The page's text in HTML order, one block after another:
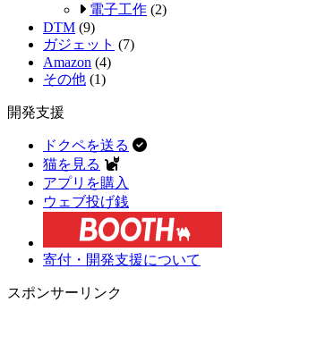
電子工作 (2)
DTM (9)
ガジェット (7)
Amazon (4)
その他 (1)
開発支援
ドクペを送る
猫を見る
アプリを購入
ウェブ投げ銭
寄付・開発支援について
スポンサーリンク